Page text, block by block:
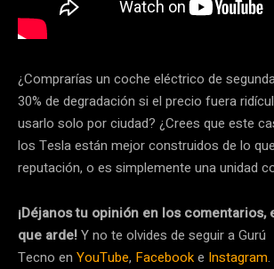
¿Comprarías un coche eléctrico de
30% de degradación si el precio fuera
usarlo solo por ciudad? ¿Crees que este
los Tesla están mejor construidos de lo
reputación, o es simplemente una unidad
¡Déjanos tu opinión en los comentarios,
que arde!Y no te olvides de seguir a Gurú
Tecno en YouTube, Facebooke Instagram.